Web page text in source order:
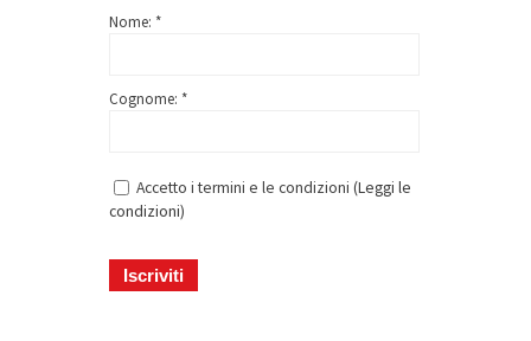
Nome: *
Cognome: *
Accetto i termini e le condizioni (Leggi le
condizioni)